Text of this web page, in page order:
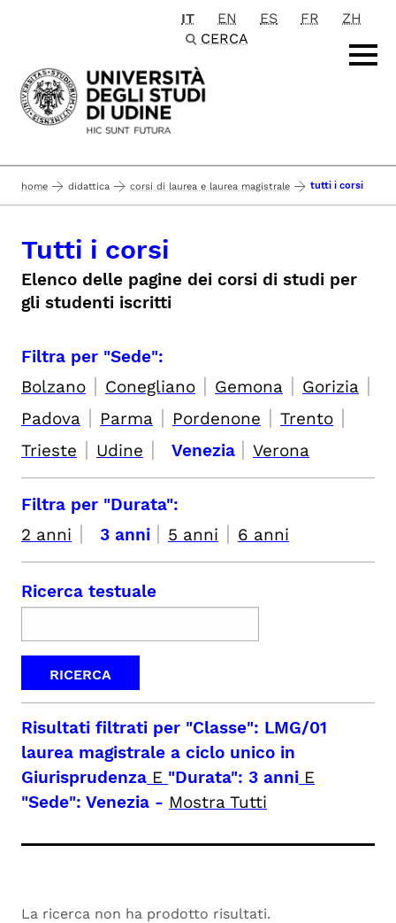
Passa al contenuto principale
IT EN ES FR
ZH
CERCA
home didattica corsi di laurea e laurea magistrale tutti i corsi
Tutti i corsi
Elenco delle pagine dei corsi di studi per
gli studenti iscritti
Filtra per "Sede":
Bolzano | Conegliano | Gemona | Gorizia |
Padova | Parma | Pordenone | Trento |
Trieste | Udine | Venezia | Verona
Filtra per "Durata":
2 anni | 3 anni | 5 anni | 6 anni
Ricerca testuale
Risultati filtrati per "Classe": LMG/01
laurea magistrale a ciclo unico in
Giurisprudenza E "Durata": 3 anni E
"Sede": Venezia - Mostra Tutti
La ricerca non ha prodotto risultati.